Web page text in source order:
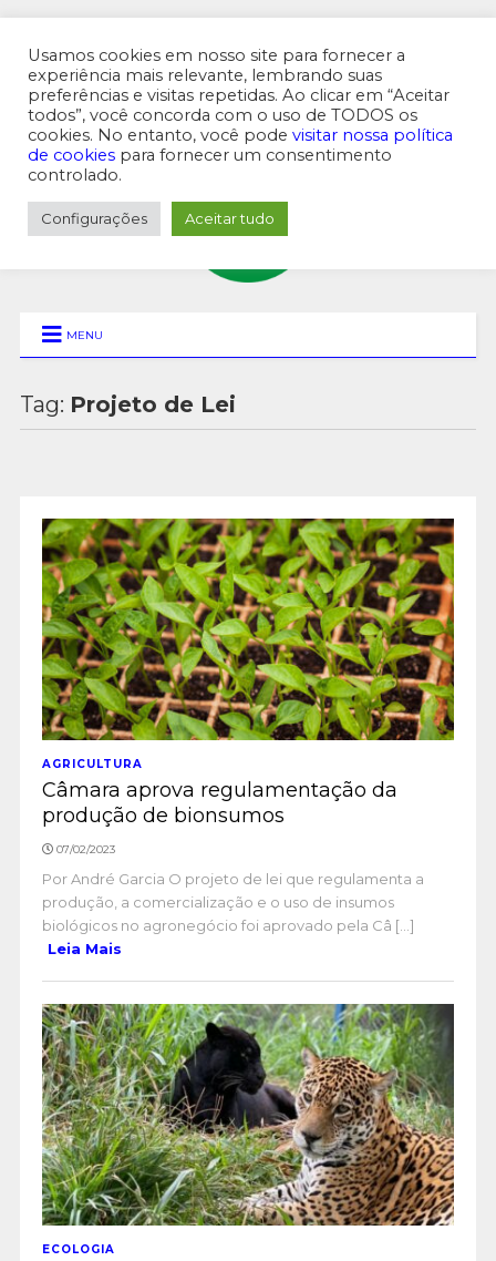
MENU SUPERIOR
MENU
Tag: Projeto de Lei
AGRICULTURA
Câmara aprova regulamentação da
produção de bionsumos
07/02/2023
Por André Garcia O projeto de lei que regulamenta a
produção, a comercialização e o uso de insumos
biológicos no agronegócio foi aprovado pela Câ [...]
Leia Mais
ECOLOGIA
Usamos cookies em nosso site para fornecer a
experiência mais relevante, lembrando suas
preferências e visitas repetidas. Ao clicar em “Aceitar
todos”, você concorda com o uso de TODOS os
cookies. No entanto, você pode visitar nossa política
de cookies para fornecer um consentimento
controlado.
Configurações Aceitar tudo